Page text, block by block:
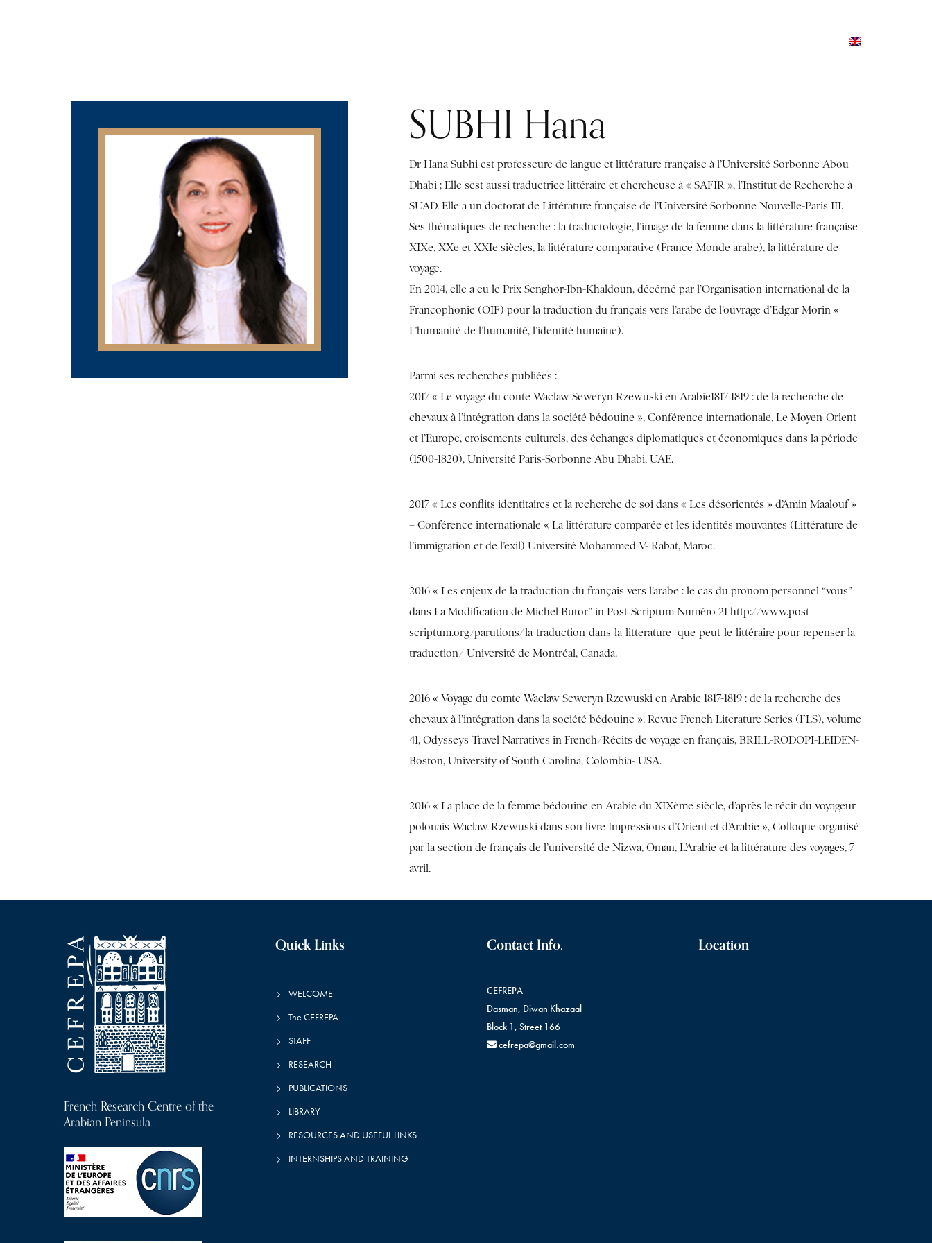
SUBHI Hana
Dr Hana Subhi est professeure de langue et littérature française à l’Université Sorbonne Abou
Dhabi ; Elle sest aussi traductrice littéraire et chercheuse à « SAFIR », l’Institut de Recherche à
SUAD. Elle a un doctorat de Littérature française de l’Université Sorbonne Nouvelle-Paris III.
Ses thématiques de recherche : la traductologie, l’image de la femme dans la littérature française
XIXe, XXe et XXIe siècles, la littérature comparative (France-Monde arabe), la littérature de
voyage.
En 2014, elle a eu le Prix Senghor-Ibn-Khaldoun, décérné par l’Organisation international de la
Francophonie (OIF) pour la traduction du français vers l’arabe de l’ouvrage d’Edgar Morin «
L’humanité de l’humanité, l’identité humaine).
Parmi ses recherches publiées :
2017 « Le voyage du conte Waclaw Seweryn Rzewuski en Arabie1817-1819 : de la recherche de
chevaux à l’intégration dans la société bédouine », Conférence internationale, Le Moyen-Orient
et l’Europe, croisements culturels, des échanges diplomatiques et économiques dans la période
(1500-1820), Université Paris-Sorbonne Abu Dhabi, UAE.
2017 « Les conflits identitaires et la recherche de soi dans « Les désorientés » d’Amin Maalouf »
– Conférence internationale « La littérature comparée et les identités mouvantes (Littérature de
l’immigration et de l’exil) Université Mohammed V- Rabat, Maroc.
2016 « Les enjeux de la traduction du français vers l’arabe : le cas du pronom personnel “vous”
dans La Modification de Michel Butor” in Post-Scriptum Numéro 21 http://www.post-
scriptum.org/parutions/la-traduction-dans-la-litterature- que-peut-le-littéraire pour-repenser-la-
traduction/ Université de Montréal, Canada.
2016 « Voyage du comte Waclaw Seweryn Rzewuski en Arabie 1817-1819 : de la recherche des
chevaux à l’intégration dans la société bédouine ». Revue French Literature Series (FLS), volume
41, Odysseys Travel Narratives in French/Récits de voyage en français, BRILL-RODOPI-LEIDEN-
Boston, University of South Carolina, Colombia- USA.
2016 « La place de la femme bédouine en Arabie du XIXème siècle, d’après le récit du voyageur
polonais Waclaw Rzewuski dans son livre Impressions d’Orient et d’Arabie », Colloque organisé
par la section de français de l’université de Nizwa, Oman, L’Arabie et la littérature des voyages, 7
avril.
French Research Centre of the
Arabian Peninsula.
Quick Links
WELCOME
The CEFREPA
STAFF
RESEARCH
PUBLICATIONS
LIBRARY
RESOURCES AND USEFUL LINKS
INTERNSHIPS AND TRAINING
Contact Info.
CEFREPA
Dasman, Diwan Khazaal
Block 1, Street 166
cefrepa@gmail.com
Location